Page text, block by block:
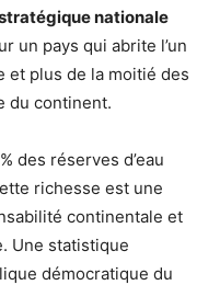
nationale
un pays qui abrite l’un
et plus de la moitié des
du continent.
des réserves d’eau
richesse est une
continentale et
Une statistique
démocratique du